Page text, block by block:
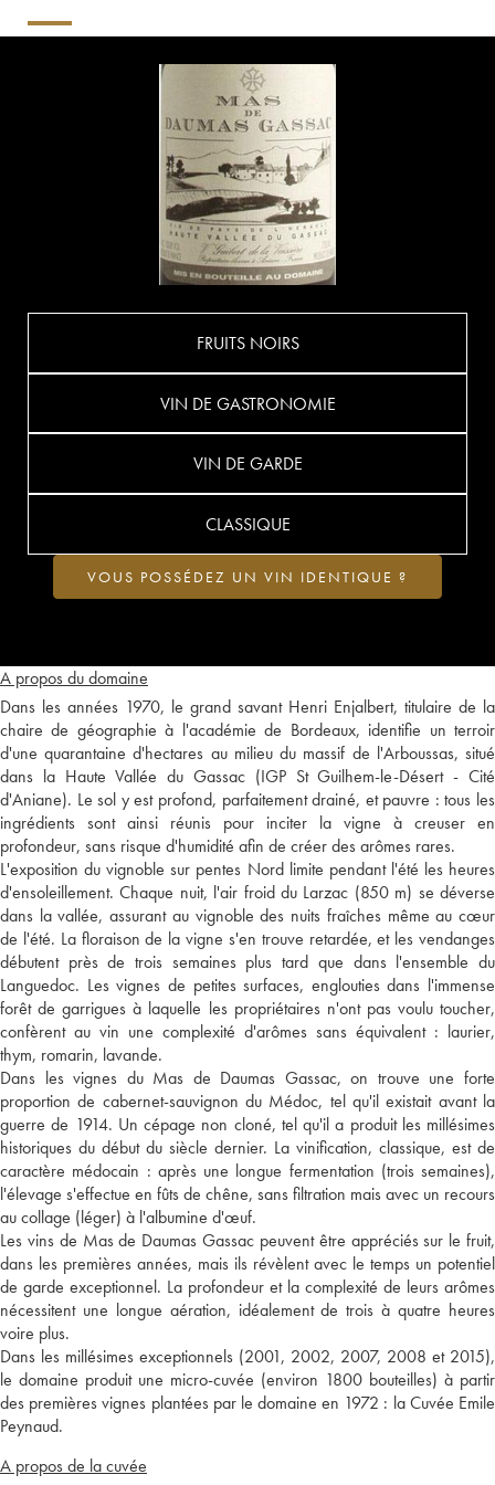
A propos du domaine
Dans les années 1970, le grand savant Henri Enjalbert, titulaire de la
chaire de géographie à l'académie de Bordeaux, identifie un terroir
d'une quarantaine d'hectares au milieu du massif de l'Arboussas, situé
dans la Haute Vallée du Gassac (IGP St Guilhem-le-Désert - Cité
d'Aniane). Le sol y est profond, parfaitement drainé, et pauvre : tous les
ingrédients sont ainsi réunis pour inciter la vigne à creuser en
profondeur, sans risque d'humidité afin de créer des arômes rares.
L'exposition du vignoble sur pentes Nord limite pendant l'été les heures
d'ensoleillement. Chaque nuit, l'air froid du Larzac (850 m) se déverse
dans la vallée, assurant au vignoble des nuits fraîches même au cœur
de l'été. La floraison de la vigne s'en trouve retardée, et les vendanges
débutent près de trois semaines plus tard que dans l'ensemble du
Languedoc. Les vignes de petites surfaces, englouties dans l'immense
forêt de garrigues à laquelle les propriétaires n'ont pas voulu toucher,
confèrent au vin une complexité d'arômes sans équivalent : laurier,
thym, romarin, lavande.
Dans les vignes du Mas de Daumas Gassac, on trouve une forte
proportion de cabernet-sauvignon du Médoc, tel qu'il existait avant la
guerre de 1914. Un cépage non cloné, tel qu'il a produit les millésimes
historiques du début du siècle dernier. La vinification, classique, est de
caractère médocain : après une longue fermentation (trois semaines),
l'élevage s'effectue en fûts de chêne, sans filtration mais avec un recours
au collage (léger) à l'albumine d'œuf.
Les vins de Mas de Daumas Gassac peuvent être appréciés sur le fruit,
dans les premières années, mais ils révèlent avec le temps un potentiel
de garde exceptionnel. La profondeur et la complexité de leurs arômes
nécessitent une longue aération, idéalement de trois à quatre heures
voire plus.
Dans les millésimes exceptionnels (2001, 2002, 2007, 2008 et 2015),
le domaine produit une micro-cuvée (environ 1800 bouteilles) à partir
des premières vignes plantées par le domaine en 1972 : la Cuvée Emile
Peynaud.
A propos de la cuvée
FRUITS NOIRS
VIN DE GASTRONOMIE
VIN DE GARDE
CLASSIQUE
VOUS POSSÉDEZ UN VIN IDENTIQUE ?